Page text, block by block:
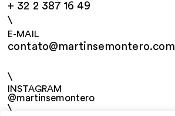
+ 32 2 387 16 49
\
E-MAIL
contato@martinsemontero.com
\
INSTAGRAM
@martinsemontero
\